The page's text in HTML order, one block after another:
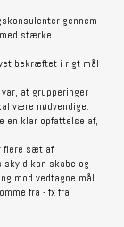
gennem
stærke
bekræftet i rigt mål
at grupperinger
være nødvendige.
en klar opfattelse af,
flere sæt af
kan skabe og
mod vedtagne mål
fra - fx fra